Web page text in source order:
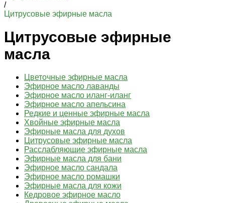
/
Цитрусовые эфирные масла
Цитрусовые эфирные
масла
Цветочные эфирные масла
Эфирное масло лаванды
Эфирное масло иланг-иланг
Эфирное масло апельсина
Редкие и ценные эфирные масла
Хвойные эфирные масла
Эфирные масла для духов
Цитрусовые эфирные масла
Расслабляющие эфирные масла
Эфирные масла для бани
Эфирное масло сандала
Эфирное масло ромашки
Эфирные масла для кожи
Кедровое эфирное масло